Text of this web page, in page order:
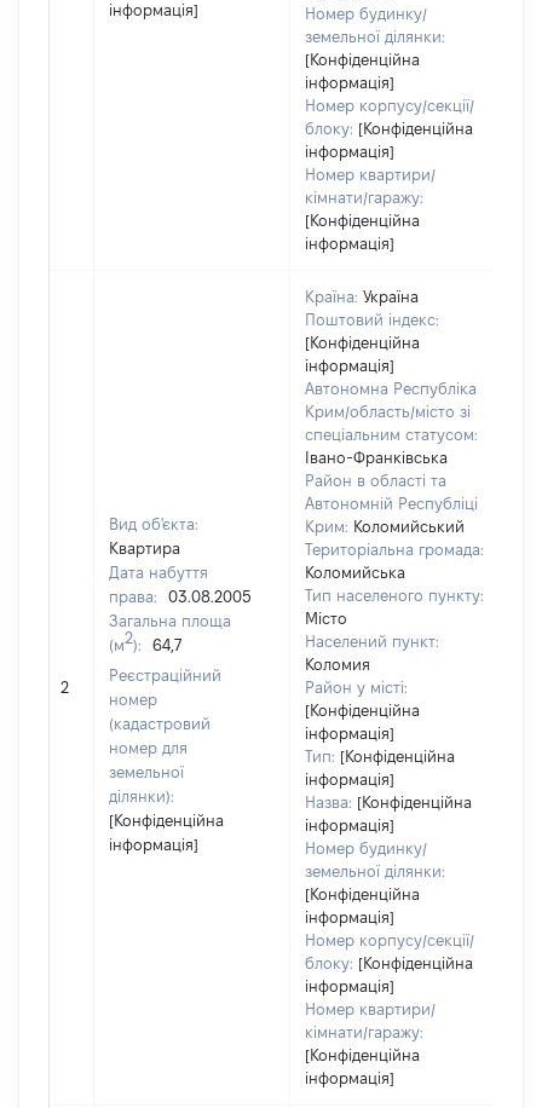
інформація]
Номер будинку/
земельної ділянки:
[Конфіденційна
інформація]
Номер корпусу/секції/
блоку: [Конфіденційна
інформація]
Номер квартири/
кімнати/гаражу:
[Конфіденційна
інформація]
2
Вид об'єкта:
Квартира
Дата набуття
права:
03.08.2005
Загальна площа
(м2):
64,7
Реєстраційний
номер
(кадастровий
номер для
земельної
ділянки):
[Конфіденційна
інформація]
Країна: Україна
Поштовий індекс:
[Конфіденційна
інформація]
Автономна Республіка
Крим/область/місто зі
спеціальним статусом:
Івано-Франківська
Район в області та
Автономній Республіці
Крим: Коломийський
Територіальна громада:
Коломийська
Тип населеного пункту:
Місто
Населений пункт:
Коломия
Район у місті:
[Конфіденційна
інформація]
Тип: [Конфіденційна
інформація]
Назва: [Конфіденційна
інформація]
Номер будинку/
земельної ділянки:
[Конфіденційна
інформація]
Номер корпусу/секції/
блоку: [Конфіденційна
інформація]
Номер квартири/
кімнати/гаражу:
[Конфіденційна
інформація]